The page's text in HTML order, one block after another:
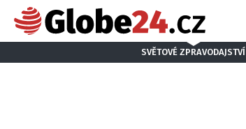
SVĚTOVÉ ZPRAVODAJSTVÍ